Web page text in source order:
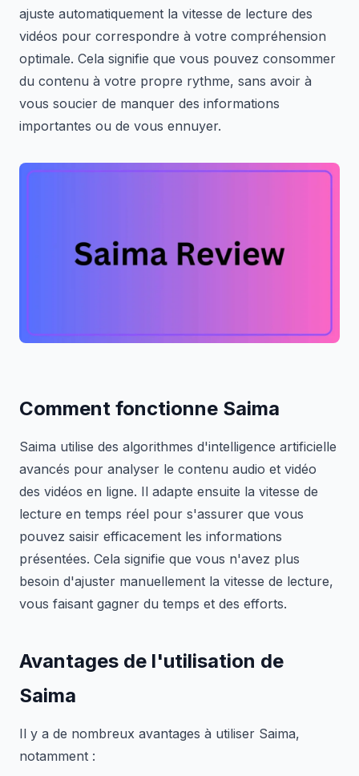
ajuste automatiquement la vitesse de lecture des
vidéos pour correspondre à votre compréhension
optimale. Cela signifie que vous pouvez consommer
du contenu à votre propre rythme, sans avoir à
vous soucier de manquer des informations
importantes ou de vous ennuyer.
Comment fonctionne Saima
Saima utilise des algorithmes d'intelligence artificielle
avancés pour analyser le contenu audio et vidéo
des vidéos en ligne. Il adapte ensuite la vitesse de
lecture en temps réel pour s'assurer que vous
pouvez saisir efficacement les informations
présentées. Cela signifie que vous n'avez plus
besoin d'ajuster manuellement la vitesse de lecture,
vous faisant gagner du temps et des efforts.
Avantages de l'utilisation de
Saima
Il y a de nombreux avantages à utiliser Saima,
notamment :